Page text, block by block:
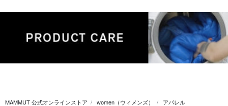
MAMMUT 公式オンラインストア women（ウィメンズ） アパレル